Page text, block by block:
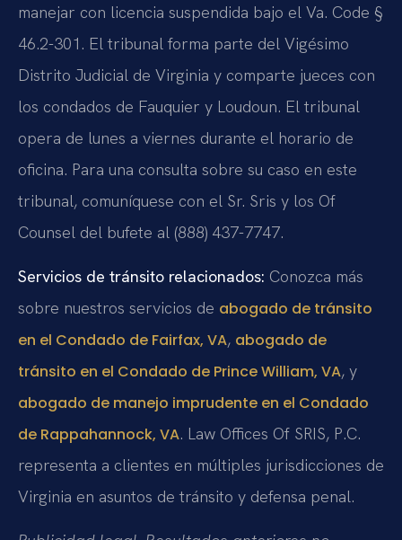
manejar con licencia suspendida bajo el Va. Code §
46.2-301. El tribunal forma parte del Vigésimo
Distrito Judicial de Virginia y comparte jueces con
los condados de Fauquier y Loudoun. El tribunal
opera de lunes a viernes durante el horario de
oficina. Para una consulta sobre su caso en este
tribunal, comuníquese con el Sr. Sris y los Of
Counsel del bufete al (888) 437-7747.
Servicios de tránsito relacionados: Conozca más
sobre nuestros servicios de abogado de tránsito
en el Condado de Fairfax, VA, abogado de
tránsito en el Condado de Prince William, VA, y
abogado de manejo imprudente en el Condado
de Rappahannock, VA. Law Offices Of SRIS, P.C.
representa a clientes en múltiples jurisdicciones de
Virginia en asuntos de tránsito y defensa penal.